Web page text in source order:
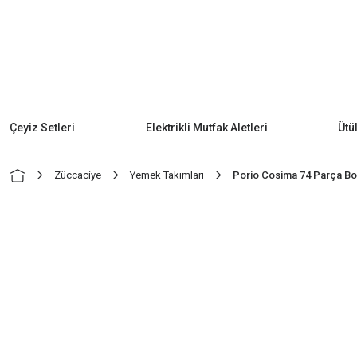
Çeyiz Setleri Elektrikli Mutfak Aletleri
Züccaciye Yemek Takımları Porio Cosima 74 Parça